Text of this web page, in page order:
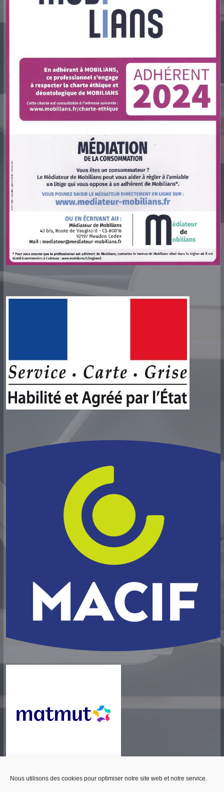
Nous utilisons des cookies pour optimiser notre site web et notre service.